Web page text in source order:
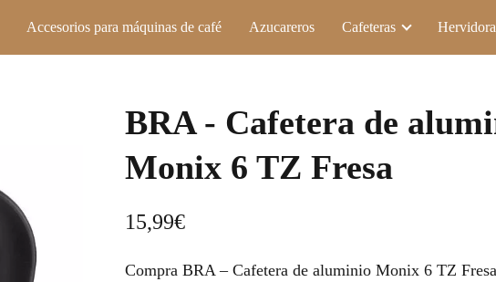
Accesorios para máquinas de café Azucareros Cafeteras
BRA - Cafetera de
Monix 6 TZ Fresa
15,99€
Compra BRA – Cafetera de aluminio Monix 6 TZ